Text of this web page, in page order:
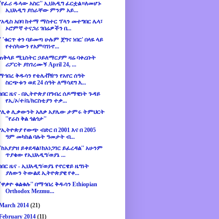
ዱላው አስር'' ኢህአዲግ ፈርቷል።ለመሆኑ
ኢህአዲግ ያሰራቸው ምንም አይ...
አበባ ከተማ ማስተር ፕላን መተግበር ሌላ፣
ኦሮምኛ ተናጋሪ ገበሬዎችን በ...
'ቁርጥ ቀን ባይመጣ ሁሉም ጀግና ነበር' በላዬ ላይ
የተሰካውን የአምባገነኖ...
ሚኒስትር ኃይለማርያም ዛሬ ባቀረቡት
ሪፖርት ያስገረሙኝ April 24, ...
ቅዱሳን የቴሌቭዥን የአየር ሰዓት
ስርጭቱን ወደ 24 ሰዓት ለማሳደግ እ...
ዜና - በኢትዮጵያ በግብረ ሰዶማዊነት ጉዳይ
የኢ/ኦ/ተ/ቤ/ክርስቲያን ተቃ...
ሊቃውንት አለቃ አያሌው ታምሩ ትምህርት
''የራስ ቅል ጎልጎታ''
የውጭ ብድር በ 2001 እና በ 2005
ዓም መካከል ባሉት ዓመታት ብ...
ይቀደዳል፣ከአነጋገር ይፈረዳል'' አሁንም
ጥያቄው የኢህአዲግ/ወያኔ ...
ዜና - ኢህአዲግ/ወያኔ የኖርዌይ ዜግነት
ያለውን ትውልደ ኢትዮጵያዊ የቀ...
ቁልቁሉ'' በማኅበረ ቅዱሳን Ethiopian
Orthodox Mezmu...
2014(21)
2014(11)